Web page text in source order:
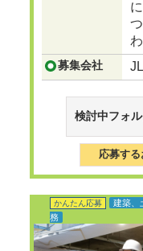
募集会社
検討中フォ
応募す
かんたん応募
建築、
務